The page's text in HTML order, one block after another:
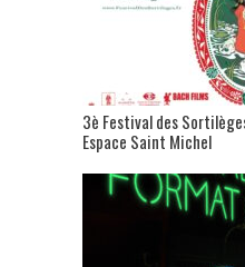
3è Festival des
Espace Saint Michel